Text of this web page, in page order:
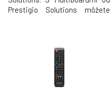
Prestigio Solutions môžete
našich Multiboardov máte
možnosť zakúpiť si predĺženú
záruku na 1 až 2 roky. Dôležité:
Predĺženú záruku je p